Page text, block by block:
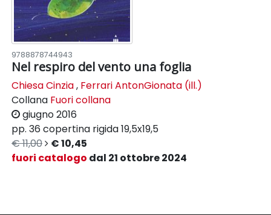
9788878744943
Nel respiro del vento una foglia
Chiesa Cinzia, Ferrari AntonGionata (ill.)
Collana Fuori collana
giugno 2016
pp. 36 copertina rigida19,5x19,5
€ 11,00
€ 10,45
fuori catalogo dal 21 ottobre 2024